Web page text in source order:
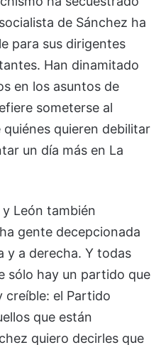
de Sánchez ha
para sus dirigentes
Han dinamitado
en los asuntos de
someterse al
quieren debilitar
un día más en La
y León también
gente decepcionada
y a derecha. Y todas
sólo hay un partido que
creíble: el Partido
que están
quiero decirles que